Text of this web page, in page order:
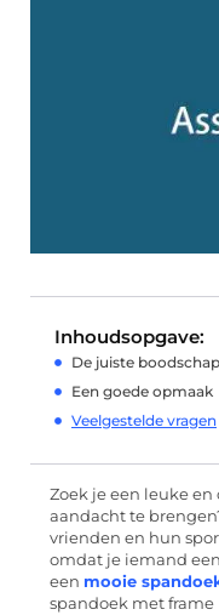
Inhoudsopgave:
De juiste boodschap
Een goede opmaak
Veelgestelde vragen
Zoek je een leuke
aandacht te
vrienden en hun
omdat je iemand
een mooie
spandoek met